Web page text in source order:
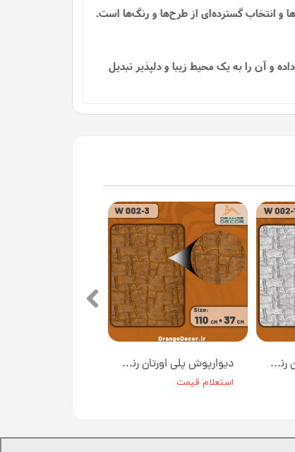
و انتخاب گسترده‌ای از طرح‌ها و رنگ‌ها است.
و آن را به یک محیط زیبا و دلپذیر تبدیل
دیوارپوش پلی اورتان رنگ مسی کد W002-3 ابعاد 110*37 سانت
استعلام قیمت
دیوارپوش پلی اورتان رنگ طوسی روشن کد W002-1 ابعاد 110*37 سانت